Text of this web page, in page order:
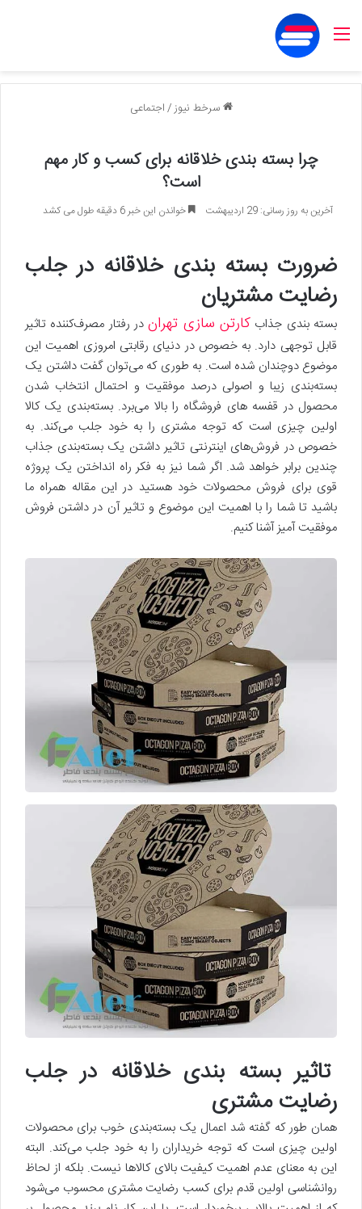
منو
سرخط نیوز/اجتماعی
چرا بسته بندی خلاقانه برای کسب و کار مهم
است؟
آخرین به روز رسانی: 29 اردیبهشت خواندن این خبر 6 دقیقه طول می کشد
ضرورت بسته بندی خلاقانه در جلب
رضایت مشتریان
بسته بندی جذاب کارتن سازی تهراندر رفتار مصرف‌کننده تاثیر
قابل توجهی دارد. به خصوص در دنیای رقابتی امروزی اهمیت این
موضوع دوچندان شده است. به طوری که می‌توان گفت داشتن یک
بسته‌بندی زیبا و اصولی درصد موفقیت و احتمال انتخاب شدن
محصول در قفسه های فروشگاه را بالا می‌برد. بسته‌بندی یک کالا
اولین چیزی است که توجه مشتری را به خود جلب می‌کند. به
خصوص در فروش‌های اینترنتی تاثیر داشتن یک بسته‌بندی جذاب
چندین برابر خواهد شد. اگر شما نیز به فکر راه انداختن یک پروژه
قوی برای فروش محصولات خود هستید در این مقاله همراه ما
باشید تا شما را با اهمیت این موضوع و تاثیر آن در داشتن فروش
موفقیت آمیز آشنا کنیم.
تاثیر بسته بندی خلاقانه در جلب
رضایت مشتری
همان طور که گفته شد اعمال یک بسته‌بندی خوب برای محصولات
اولین چیزی است که توجه خریداران را به خود جلب می‌کند. البته
این به معنای عدم اهمیت کیفیت بالای کالاها نیست. بلکه از لحاظ
روانشناسی اولین قدم برای کسب رضایت مشتری محسوب می‌شود